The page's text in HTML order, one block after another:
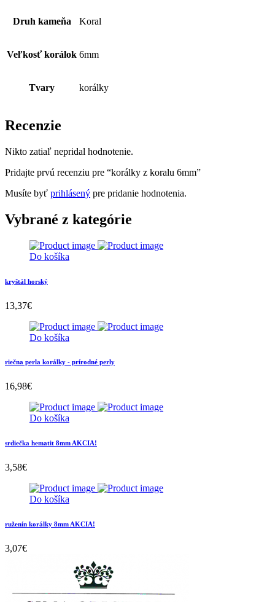
Druh kameňa Koral
Veľkosť korálok 6mm
Tvary korálky
Recenzie
Nikto zatiaľ nepridal hodnotenie.
Pridajte prvú recenziu pre “korálky z koralu 6mm”
Musíte byť prihlásený pre pridanie hodnotenia.
Vybrané z kategórie
Do košíka
kryštál horský
13,37€
Do košíka
riečna perla korálky - prírodné perly
16,98€
Do košíka
srdiečka hematit 8mm AKCIA!
3,58€
Do košíka
ruženín korálky 8mm AKCIA!
3,07€